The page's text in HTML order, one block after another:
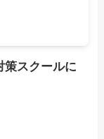
策スクールに